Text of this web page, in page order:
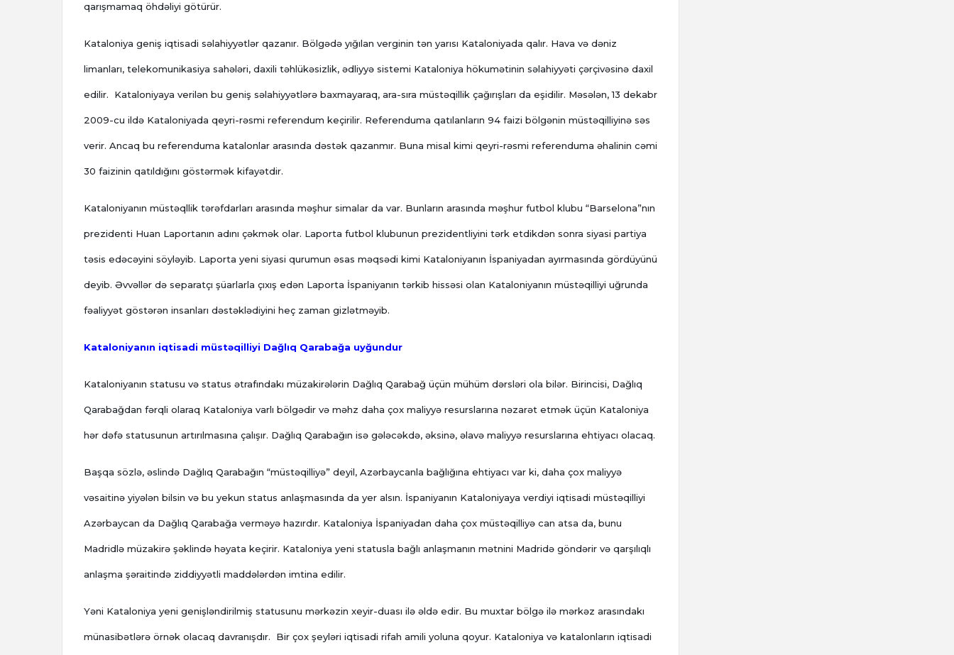
qarışmamaq öhdəliyi götürür.
Kataloniya geniş iqtisadi səlahiyyətlər qazanır. Bölgədə yığılan verginin tən yarısı Kataloniyada qalır. Hava və dəniz
limanları, telekomunikasiya sahələri, daxili təhlükəsizlik, ədliyyə sistemi Kataloniya hökumətinin səlahiyyəti çərçivəsinə daxil
edilir. Kataloniyaya verilən bu geniş səlahiyyətlərə baxmayaraq, ara-sıra müstəqillik çağırışları da eşidilir. Məsələn, 13 dekabr
2009-cu ildə Kataloniyada qeyri-rəsmi referendum keçirilir. Referenduma qatılanların 94 faizi bölgənin müstəqilliyinə səs
verir. Ancaq bu referenduma katalonlar arasında dəstək qazanmır. Buna misal kimi qeyri-rəsmi referenduma əhalinin cəmi
30 faizinin qatıldığını göstərmək kifayətdir.
Kataloniyanın müstəqllik tərəfdarları arasında məşhur simalar da var. Bunların arasında məşhur futbol klubu “Barselona”nın
prezidenti Huan Laportanın adını çəkmək olar. Laporta futbol klubunun prezidentliyini tərk etdikdən sonra siyasi partiya
təsis edəcəyini söyləyib. Laporta yeni siyasi qurumun əsas məqsədi kimi Kataloniyanın İspaniyadan ayırmasında gördüyünü
deyib. Əvvəllər də separatçı şüarlarla çıxış edən Laporta İspaniyanın tərkib hissəsi olan Kataloniyanın müstəqilliyi uğrunda
fəaliyyət göstərən insanları dəstəklədiyini heç zaman gizlətməyib.
Kataloniyanın iqtisadi müstəqilliyi Dağlıq Qarabağa uyğundur
Kataloniyanın statusu və status ətrafındakı müzakirələrin Dağlıq Qarabağ üçün mühüm dərsləri ola bilər. Birincisi, Dağlıq
Qarabağdan fərqli olaraq Kataloniya varlı bölgədir və məhz daha çox maliyyə resurslarına nəzarət etmək üçün Kataloniya
hər dəfə statusunun artırılmasına çalışır. Dağlıq Qarabağın isə gələcəkdə, əksinə, əlavə maliyyə resurslarına ehtiyacı olacaq.
Başqa sözlə, əslində Dağlıq Qarabağın “müstəqilliyə” deyil, Azərbaycanla bağlığına ehtiyacı var ki, daha çox maliyyə
vəsaitinə yiyələn bilsin və bu yekun status anlaşmasında da yer alsın. İspaniyanın Kataloniyaya verdiyi iqtisadi müstəqilliyi
Azərbaycan da Dağlıq Qarabağa verməyə hazırdır. Kataloniya İspaniyadan daha çox müstəqilliyə can atsa da, bunu
Madridlə müzakirə şəklində həyata keçirir. Kataloniya yeni statusla bağlı anlaşmanın mətnini Madridə göndərir və qarşılıqlı
anlaşma şəraitində ziddiyyətli maddələrdən imtina edilir.
Yəni Kataloniya yeni genişləndirilmiş statusunu mərkəzin xeyir-duası ilə əldə edir. Bu muxtar bölgə ilə mərkəz arasındakı
münasibətlərə örnək olacaq davranışdır. Bir çox şeyləri iqtisadi rifah amili yoluna qoyur. Kataloniya və katalonların iqtisadi